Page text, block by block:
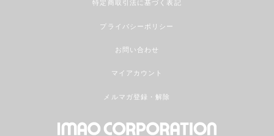
特定商取引法に基づく表記
プライバシーポリシー
お問い合わせ
マイアカウント
メルマガ登録・解除